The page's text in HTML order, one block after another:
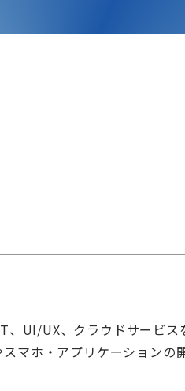
UI/UX、クラウドサービス
ホ・アプリケーションの